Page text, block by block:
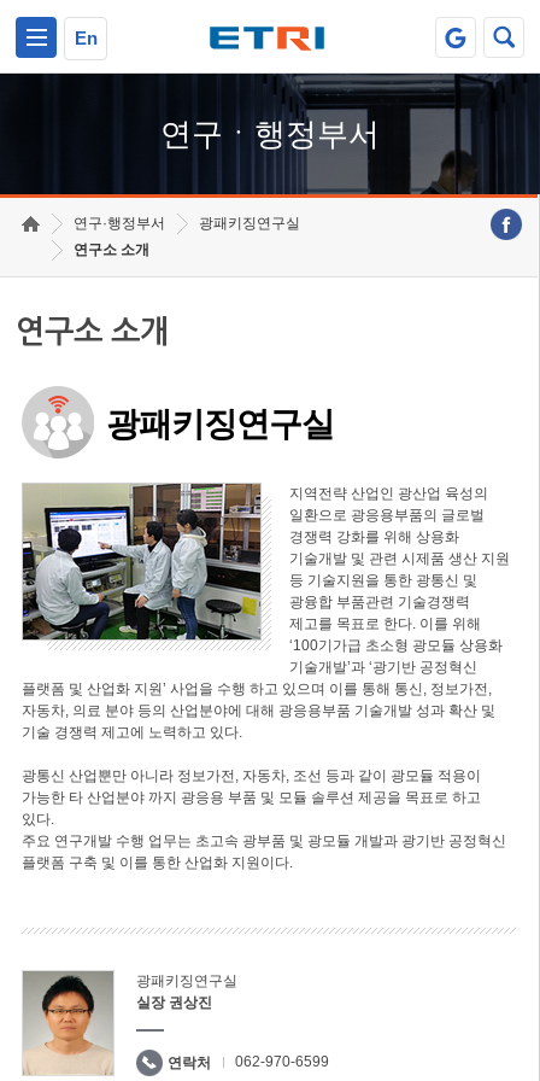
En
연구ㆍ행정부서
연구·행정부서
광패키징연구실
연구소 소개
연구소 소개
광패키징연구실
지역전략 산업인 광산업 육성의
일환으로 광응용부품의 글로벌
경쟁력 강화를 위해 상용화
기술개발 및 관련 시제품 생산 지원
등 기술지원을 통한 광통신 및
광융합 부품관련 기술경쟁력
제고를 목표로 한다. 이를 위해
‘100기가급 초소형 광모듈 상용화
기술개발’과 ‘광기반 공정혁신
플랫폼 및 산업화 지원’ 사업을 수행 하고 있으며 이를 통해 통신, 정보가전,
자동차, 의료 분야 등의 산업분야에 대해 광응용부품 기술개발 성과 확산 및
기술 경쟁력 제고에 노력하고 있다.
광통신 산업뿐만 아니라 정보가전, 자동차, 조선 등과 같이 광모듈 적용이
가능한 타 산업분야 까지 광응용 부품 및 모듈 솔루션 제공을 목표로 하고
있다.
주요 연구개발 수행 업무는 초고속 광부품 및 광모듈 개발과 광기반 공정혁신
플랫폼 구축 및 이를 통한 산업화 지원이다.
광패키징연구실
실장 권상진
연락처 062-970-6599